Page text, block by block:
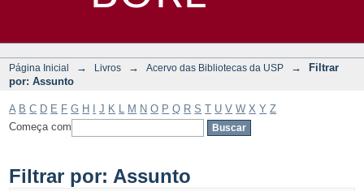
Página Inicial → Livros → Acervo das Bibliotecas da USP →
Filtrar
por: Assunto
A B C D E F G H J K M N O P Q R S T U V W X Y Z
Começa com
Filtrar por: Assunto